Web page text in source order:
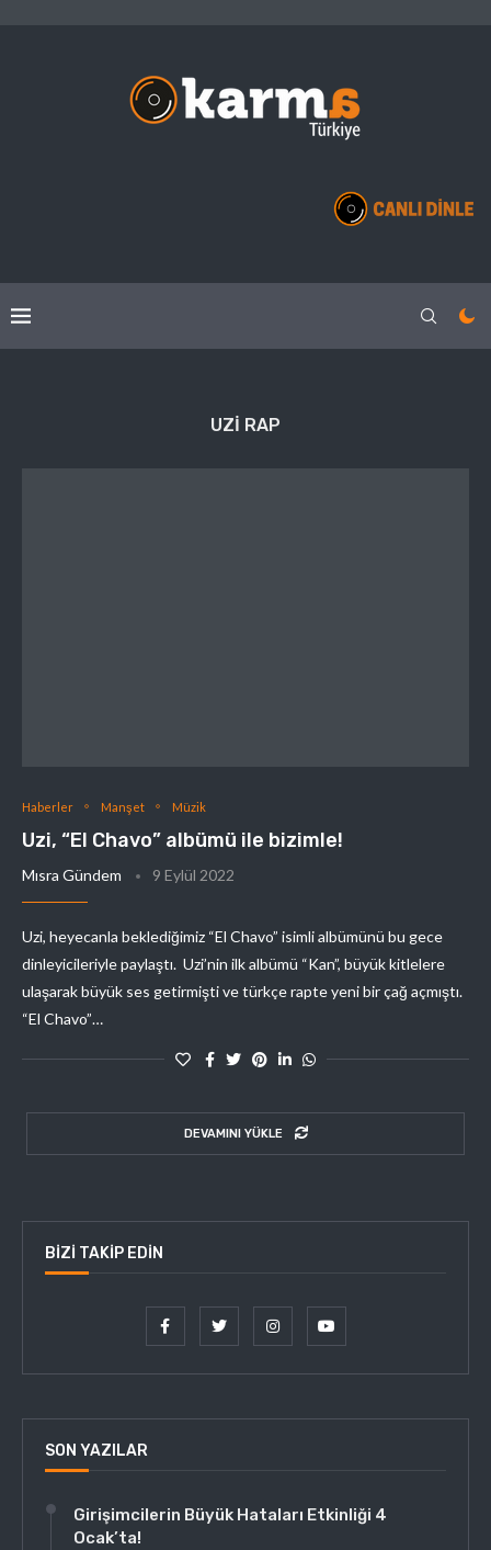
UZI RAP
Haberler Manşet Müzik
Uzi, “El Chavo” albümü ile bizimle!
Mısra Gündem 9 Eylül 2022
Uzi, heyecanla beklediğimiz “El Chavo” isimli albümünü bu gece
dinleyicileriyle paylaştı. Uzi’nin ilk albümü “Kan”, büyük kitlelere
ulaşarak büyük ses getirmişti ve türkçe rapte yeni bir çağ açmıştı.
“El Chavo”…
DEVAMINI YÜKLE
BIZI TAKIP EDIN
SON YAZILAR
Girişimcilerin Büyük Hataları Etkinliği 4
Ocak’ta!